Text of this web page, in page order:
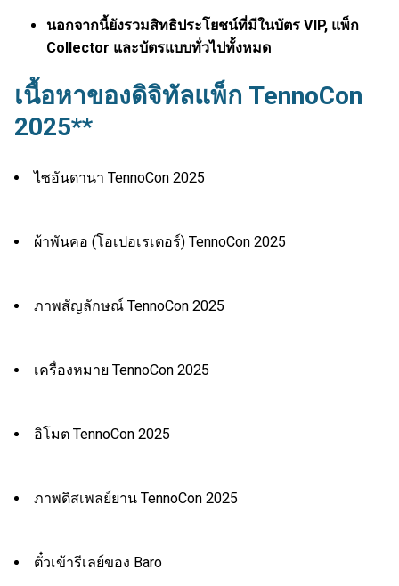
นอกจากนี้ยังรวมสิทธิประโยชน์ที่มีในบัตร VIP, แพ็ก
Collector และบัตรแบบทั่วไปทั้งหมด
เนื้อหาของดิจิทัลแพ็ก TennoCon
2025**
ไซอันดานา TennoCon 2025
ผ้าพันคอ (โอเปอเรเตอร์) TennoCon 2025
ภาพสัญลักษณ์ TennoCon 2025
เครื่องหมาย TennoCon 2025
อิโมต TennoCon 2025
ภาพดิสเพลย์ยาน TennoCon 2025
ตั๋วเข้ารีเลย์ของ Baro